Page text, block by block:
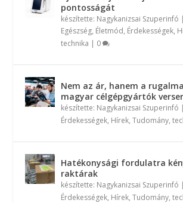
pontosságát
készítette: Nagykanizsai Szuperinfó |
Egészség, Életmód, Érdekességek,
technika | 0
Nem az ár, hanem a
magyar célgépgyártók
készítette: Nagykanizsai Szuperinfó |
Érdekességek, Hírek,Tudomány,
Hatékonysági fordulatra
raktárak
készítette: Nagykanizsai Szuperinfó |
Érdekességek, Hírek,Tudomány,